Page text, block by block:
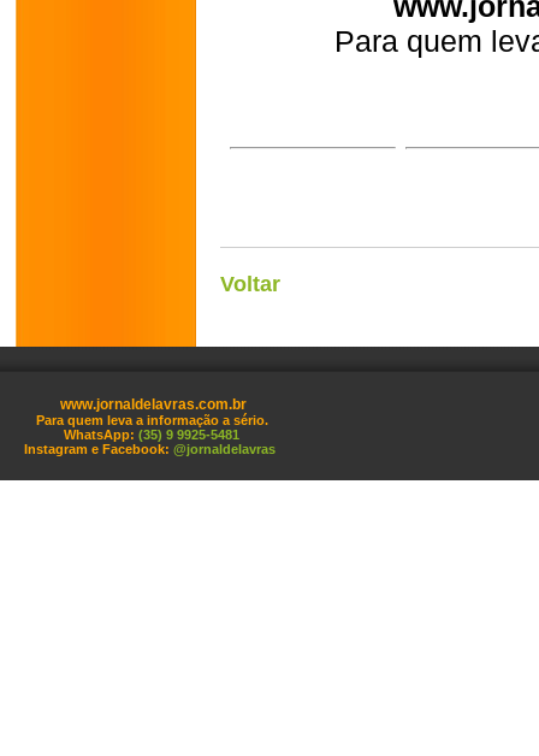
Para quem
Voltar
www.jornaldelavras.com.br
Para quem leva a informação a sério.
WhatsApp: (35) 9 9925-5481
Instagram e Facebook: @jornaldelavras